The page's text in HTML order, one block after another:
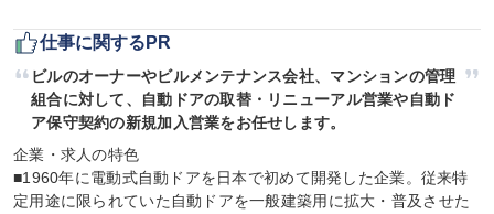
仕事に関するPR
ビルのオーナーやビルメンテナンス会社、マンションの管理
組合に対して、自動ドアの取替・リニューアル営業や自動ド
ア保守契約の新規加入営業をお任せします。
企業・求人の特色
■1960年に電動式自動ドアを日本で初めて開発した企業。従来特
定用途に限られていた自動ドアを一般建築用に拡大・普及させた